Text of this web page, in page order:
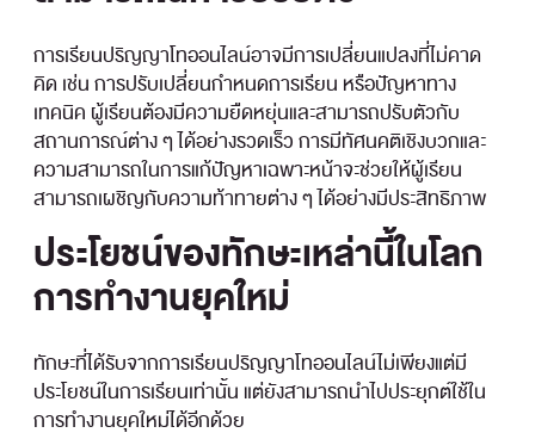
การเรียนปริญญาโทออนไลน์อาจมีการเปลี่ยนแปลงที่ไม่คาด
คิด เช่น การปรับเปลี่ยนกำหนดการเรียน หรือปัญหาทาง
เทคนิค ผู้เรียนต้องมีความยืดหยุ่นและสามารถปรับตัวกับ
สถานการณ์ต่าง ๆ ได้อย่างรวดเร็ว การมีทัศนคติเชิงบวกและ
ความสามารถในการแก้ปัญหาเฉพาะหน้าจะช่วยให้ผู้เรียน
สามารถเผชิญกับความท้าทายต่าง ๆ ได้อย่างมีประสิทธิภาพ
ประโยชน์ของทักษะเหล่านี้ในโลก
การทำงานยุคใหม่
ทักษะที่ได้รับจากการเรียนปริญญาโทออนไลน์ไม่เพียงแต่มี
ประโยชน์ในการเรียนเท่านั้น แต่ยังสามารถนำไปประยุกต์ใช้ใน
การทำงานยุคใหม่ได้อีกด้วย